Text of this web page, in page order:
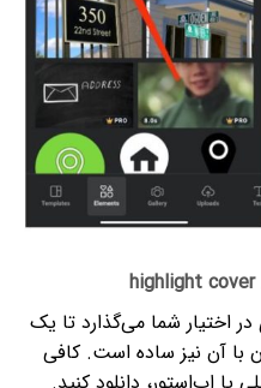
highlight cover
اختیار شما می­‌گذارد تا یک
با آن نیز ساده است. کافی